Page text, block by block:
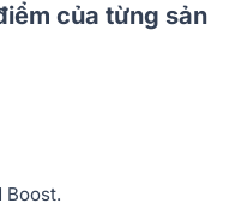
của từng sản
Boost.